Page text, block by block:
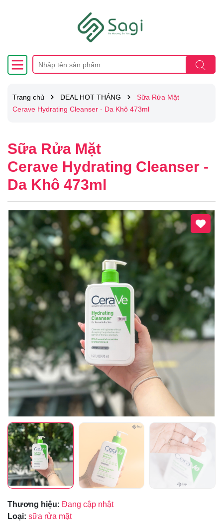
Trang chủ DEAL HOT THÁNG
Sữa Rửa Mặt
Cerave Hydrating Cleanser - Da Khô 473ml
Sữa Rửa Mặt
Cerave Hydrating Cleanser -
Da Khô 473ml
Thương hiệu: Đang cập nhật
Loại: sữa rửa mặt
Mã giảm giá:
Ngày hết hạn:
Điều kiện: